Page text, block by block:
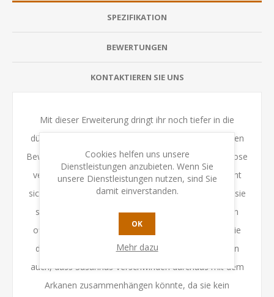
SPEZIFIKATION
BEWERTUNGEN
KONTAKTIEREN SIE UNS
Mit dieser Erweiterung dringt ihr noch tiefer in die
düsteren Geheimnisse der Stadt und ihrer besonderen
Bewohner vor. Denn die 13 Jährige Susanna ist spurlose
verschwunden. Eine Gruppe von Außenseitern macht
sich auf die Suche nach dem Mädchen. Und obwohl sie
selbst keine Ermittler sind stehen ihnen mehr Türen
offen als der erfolglosen Polizei, denn sie kennen die
dunklen und magischen Seiten der Stadt. Sie wissen
auch, dass Susannas Verschwinden durchaus mit dem
Arkanen zusammenhängen könnte, da sie kein
Cookies helfen uns unsere
Dienstleistungen anzubieten. Wenn Sie
unsere Dienstleistungen nutzen, sind Sie
damit einverstanden.
OK
Mehr dazu